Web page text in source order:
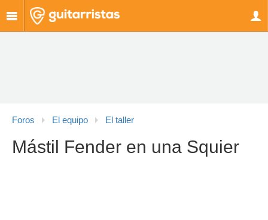
Foros El equipo El taller
Mástil Fender en una Squier